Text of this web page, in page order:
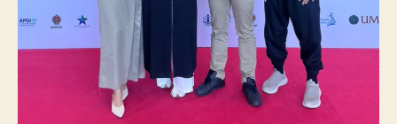
XVII